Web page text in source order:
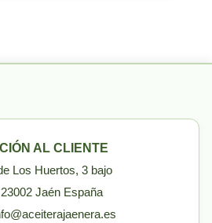
AL CLIENTE
Los Huertos, 3 bajo
Jaén España